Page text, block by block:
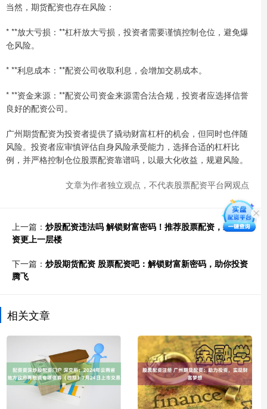
当然，期货配资也存在风险：
* **放大亏损：**杠杆放大亏损，投资者需要谨慎控制仓位，避免爆
仓风险。
* **利息成本：**配资公司收取利息，会增加交易成本。
* **资金来源：**配资公司资金来源需合法合规，投资者应选择信誉
良好的配资公司。
广州期货配资为投资者提供了撬动财富杠杆的机会，但同时也伴随
风险。投资者应审慎评估自身风险承受能力，选择合适的杠杆比
例，并严格控制仓位股票配资靠谱吗，以最大化收益，规避风险。
文章为作者独立观点，不代表股票配资平台网观点
上一篇： 炒股配资违法吗 解锁财富密码！推荐股票配资，助你投
资更上一层楼
下一篇： 炒股期货配资 股票配资吧：解锁财富新密码，助你投资
腾飞
相关文章